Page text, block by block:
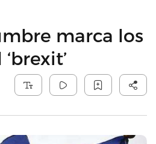
marca los